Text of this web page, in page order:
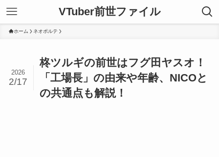
VTuber前世ファイル
ホーム ネオポルテ
柊ツルギの前世はフグ田ヤスオ！
「工場長」の由来や年齢、NICOと
の共通点も解説！
2026
2/17